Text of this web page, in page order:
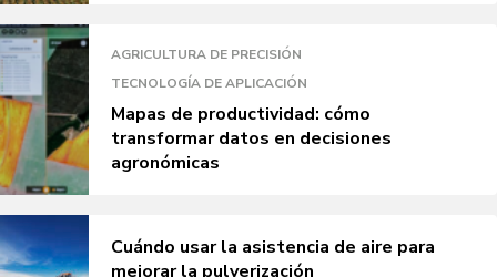
AGRICULTURA DE PRECISIÓN
TECNOLOGÍA DE APLICACIÓN
Mapas de productividad: cómo
transformar datos en decisiones
agronómicas
Cuándo usar la asistencia de aire para
mejorar la pulverización